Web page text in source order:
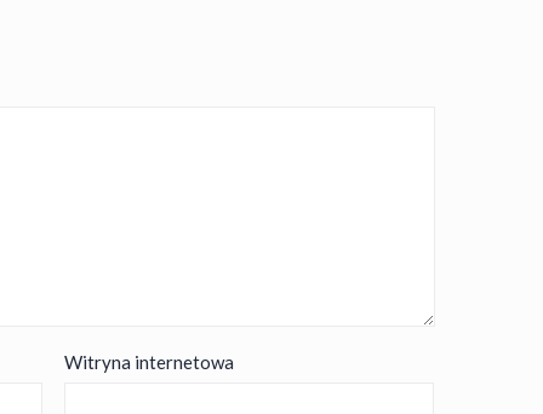
Witryna internetowa